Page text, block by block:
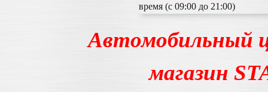
время (с 09:00 до 21:00)
Автомобильный
магазин